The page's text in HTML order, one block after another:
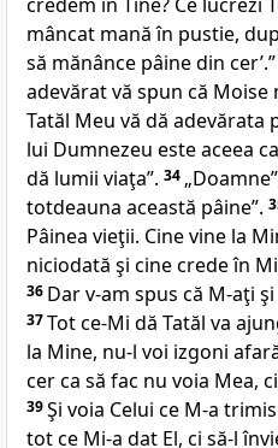
mâncat mană în pustie,
să mănânce pâinedin cer’.”
adevărat vă spun că Moise
Tatăl Meu vă dă adevărata
lui Dumnezeu este aceea
dă lumii viaţa”. 34 „Doamne
totdeauna această pâine”.
Pâinea vieţii. Cinevine la
niciodată şi cine crede în
36 Darv-am spus că M-aţi
37Totce-Mi dă Tatăl va
la Mine, nu-l voi izgoni
cer ca să fac nu voia Mea, ci
39Şi voia Celui ce M-a
tot ce Mi-a dat El, ci să-l